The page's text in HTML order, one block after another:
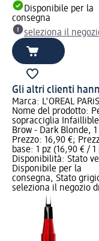
Disponibile per la
consegna
seleziona il
Gli altri clienti
Marca: L'ORÉAL
Nome del prodotto:
sopracciglia
Brow - Dark Blonde,
Prezzo: 16,90 €;
base: 1 pz (16,90 € / 1
Disponibilità: Stato
Disponibile per la
consegna, Stato
seleziona il negozio